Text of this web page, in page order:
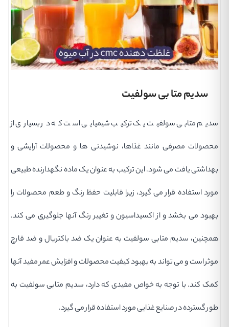
سدیم متا بی سولفیت
سدیم متابی سولفیت یک ترکیب شیمیایی است که در بسیاری از
محصولات مصرفی مانند غذاها، نوشیدنی ها و محصولات آرایشی و
بهداشتی یافت می شود. این ترکیب به عنوان یک ماده نگهدارنده طبیعی
مورد استفاده قرار می گیرد، زیرا قابلیت حفظ رنگ و طعم محصولات را
بهبود می بخشد و از اکسیداسیون و تغییر رنگ آنها جلوگیری می کند.
همچنین، سدیم متابی سولفیت به عنوان یک ضد باکتریال و ضد قارچ
موثر است و می تواند به بهبود کیفیت محصولات و افزایش عمر مفید آنها
کمک کند. با توجه به خواص مفیدی که دارد، سدیم متابی سولفیت به
طور گسترده در صنایع غذایی مورد استفاده قرار می گیرد.